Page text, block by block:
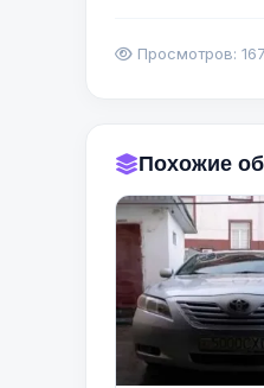
Просмотров: 167
Похожие